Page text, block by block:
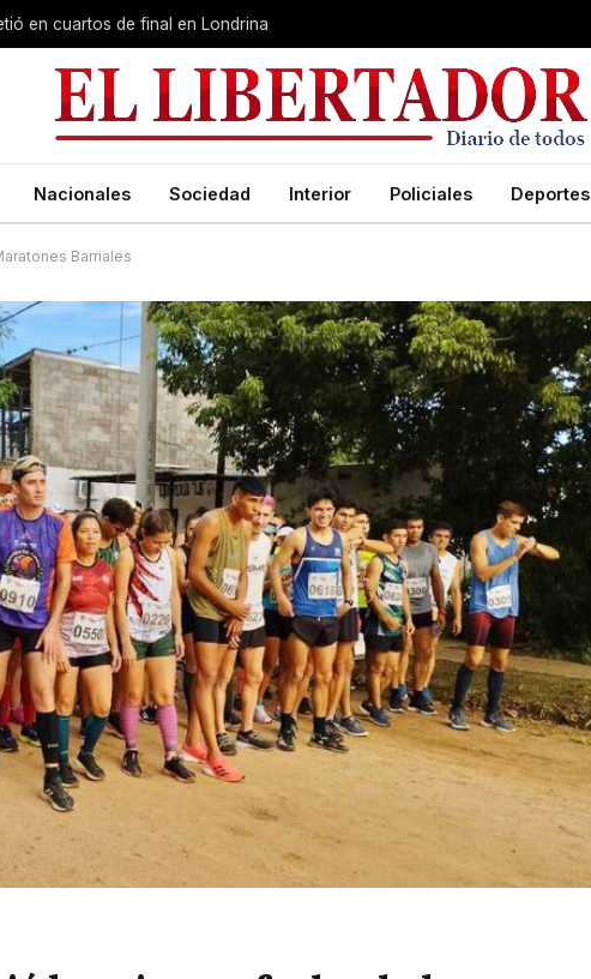
en cuartos de final en Londrina
Nacionales Sociedad Interior Policiales Deportes
Barriales